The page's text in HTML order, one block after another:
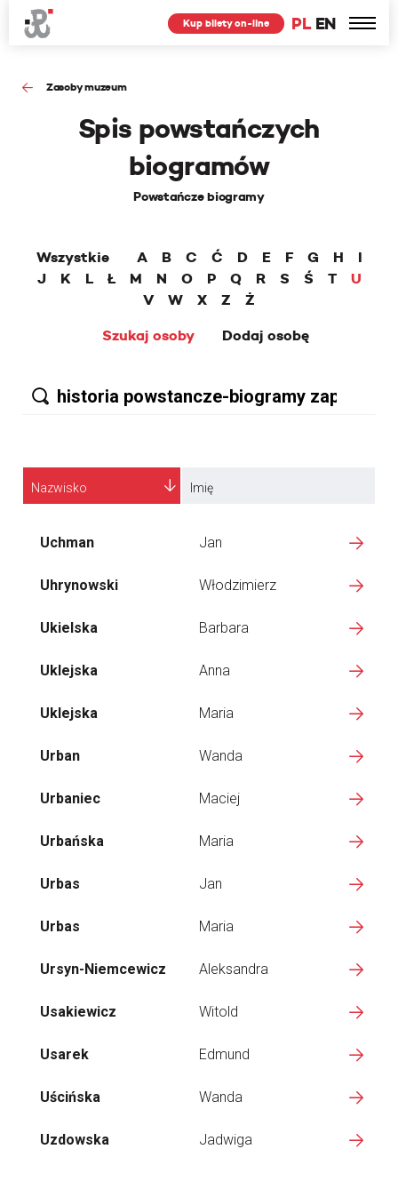
PL EN
Kup bilety on-line
Zasoby muzeum
Spis powstańczych
biogramów
Powstańcze biogramy
Wszystkie A B C Ć D E F G H
I
J
K L Ł M N O P Q R S Ś T
U
V
W X Z
Ż
Szukaj osoby
Dodaj osobę
Nazwisko Imię
Uchman Jan
Uhrynowski Włodzimierz
Ukielska Barbara
Uklejska Anna
Uklejska Maria
Urban Wanda
Urbaniec Maciej
Urbańska Maria
Urbas Jan
Urbas Maria
Ursyn-Niemcewicz Aleksandra
Usakiewicz Witold
Usarek Edmund
Uścińska Wanda
Uzdowska Jadwiga